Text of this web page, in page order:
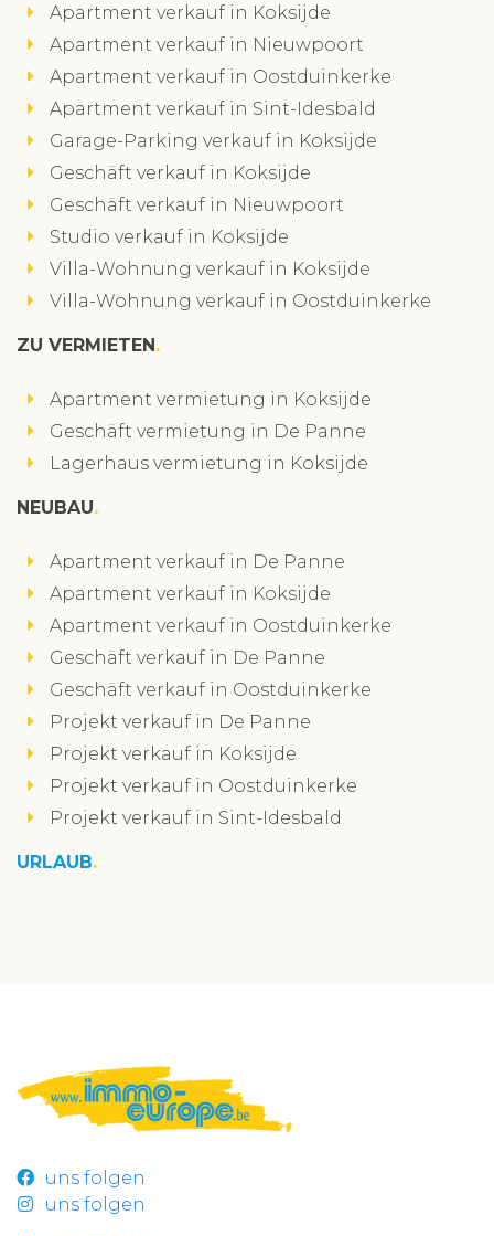
Apartment verkauf in Koksijde
Apartment verkauf in Nieuwpoort
Apartment verkauf in Oostduinkerke
Apartment verkauf in Sint-Idesbald
Garage-Parking verkauf in Koksijde
Geschäft verkauf in Koksijde
Geschäft verkauf in Nieuwpoort
Studio verkauf in Koksijde
Villa-Wohnung verkauf in Koksijde
Villa-Wohnung verkauf in Oostduinkerke
ZU VERMIETEN
Apartment vermietung in Koksijde
Geschäft vermietung in De Panne
Lagerhaus vermietung in Koksijde
NEUBAU
Apartment verkauf in De Panne
Apartment verkauf in Koksijde
Apartment verkauf in Oostduinkerke
Geschäft verkauf in De Panne
Geschäft verkauf in Oostduinkerke
Projekt verkauf in De Panne
Projekt verkauf in Koksijde
Projekt verkauf in Oostduinkerke
Projekt verkauf in Sint-Idesbald
URLAUB
uns folgen
uns folgen